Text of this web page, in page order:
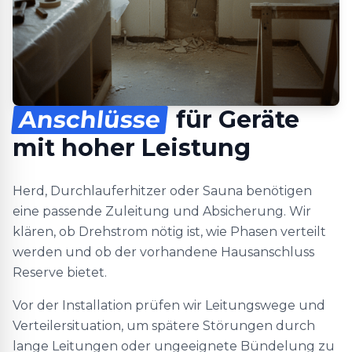
Anschlüsse für Geräte
mit hoher Leistung
Herd, Durchlauferhitzer oder Sauna benötigen
eine passende Zuleitung und Absicherung. Wir
klären, ob Drehstrom nötig ist, wie Phasen verteilt
werden und ob der vorhandene Hausanschluss
Reserve bietet.
Vor der Installation prüfen wir Leitungswege und
Verteilersituation, um spätere Störungen durch
lange Leitungen oder ungeeignete Bündelung zu